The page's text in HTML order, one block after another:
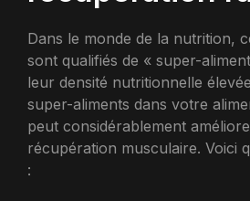
Dans le monde de la nutrition,
sont qualifiés de « super-
leur densité nutritionnelle
super-aliments dans votre
peut considérablement
récupération musculaire. Voici
: